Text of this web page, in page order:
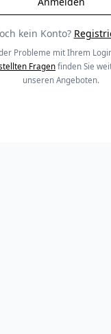
kein Konto?
Probleme mit Ihrem
Fragenfinden Sie
unseren Angeboten.